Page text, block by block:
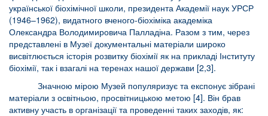
української біохімічної школи, президента Академії наук УРСР
(1946–1962), видатного вченого-біохіміка академіка
Олександра Володимировича Палладіна. Разом з тим, через
представлені в Музеї документальні матеріали широко
висвітлюється історія розвитку біохімії як на прикладі Інституту
біохімії, так і взагалі на теренах нашої держави [2,3].
Значною мірою Музей популяризує та експонує зібрані
матеріали з освітньою, просвітницькою метою [4]. Він брав
активну участь в організації та проведенні таких заходів, як: